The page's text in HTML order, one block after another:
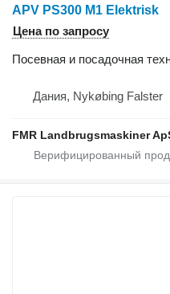
APV PS300 M1 Elektrisk
Цена по запросу
Посевная и посадочная
Дания, Nykøbing Falster
FMR Landbrugsmaskiner